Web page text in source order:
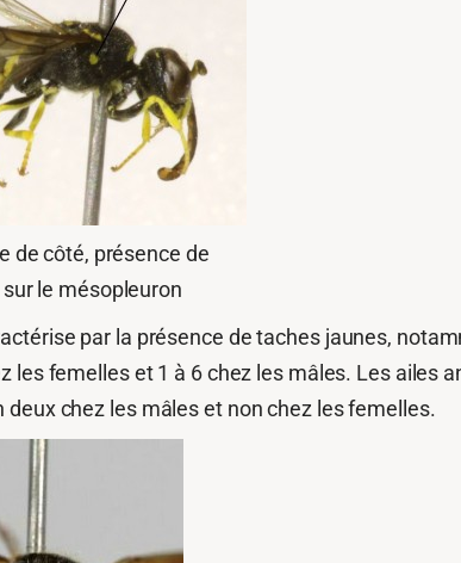
de côté, présence de
le mésopleuron
par la présence de taches jaunes,
les femelles et 1 à 6 chez les mâles. Les
deux chez les mâles et non chez les femelles.